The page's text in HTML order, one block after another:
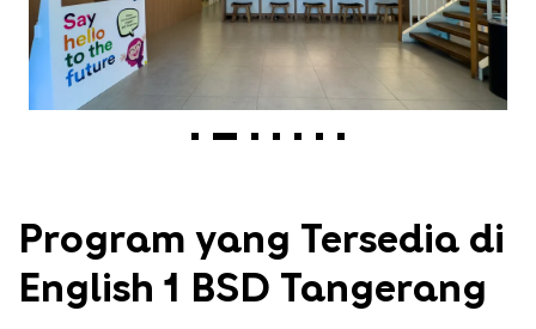
Program yang Tersedia di
English 1 BSD Tangerang